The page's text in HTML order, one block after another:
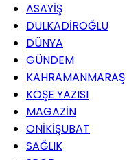
ASAYİŞ
DULKADİROĞLU
DÜNYA
GÜNDEM
KAHRAMANMARAŞ
KÖŞE YAZISI
MAGAZİN
ONİKİŞUBAT
SAĞLIK